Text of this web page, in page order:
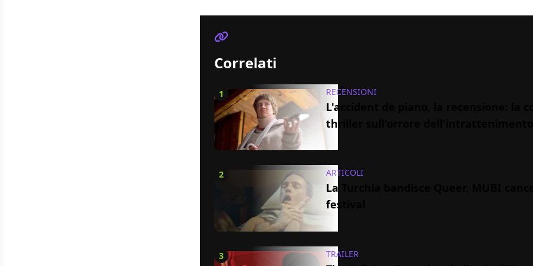
Correlati
1 RECENSIONI
L'accident de piano, la recensione: la
thriller sull'orrore dell'intrattenimento
2 ARTICOLI
La Turchia bandisce Queer, MUBI
festival
3 TRAILER